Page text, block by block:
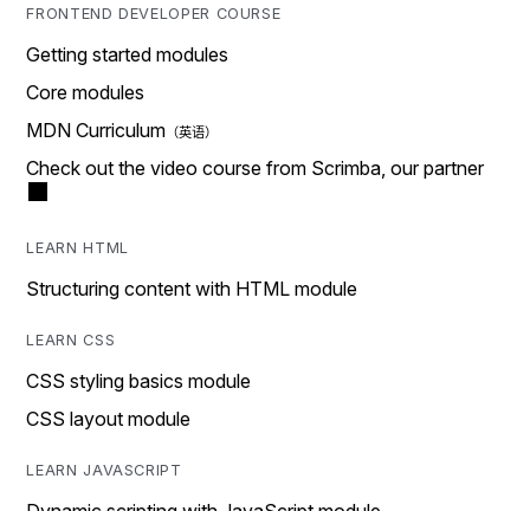
FRONTEND DEVELOPER COURSE
Getting started modules
Core modules
MDN Curriculum
Check out the video course from Scrimba, our partner
LEARN HTML
Structuring content with HTML module
LEARN CSS
CSS styling basics module
CSS layout module
LEARN JAVASCRIPT